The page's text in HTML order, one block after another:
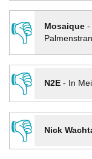
👎
Mosaique-
👎
N2E- In
👎
Nick